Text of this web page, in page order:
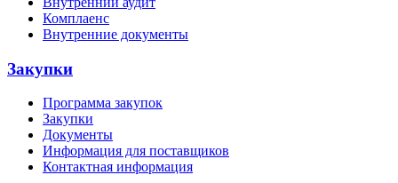
Комплаенс
Внутренние документы
Закупки
Программа закупок
Закупки
Документы
Информация для поставщиков
Контактная информация